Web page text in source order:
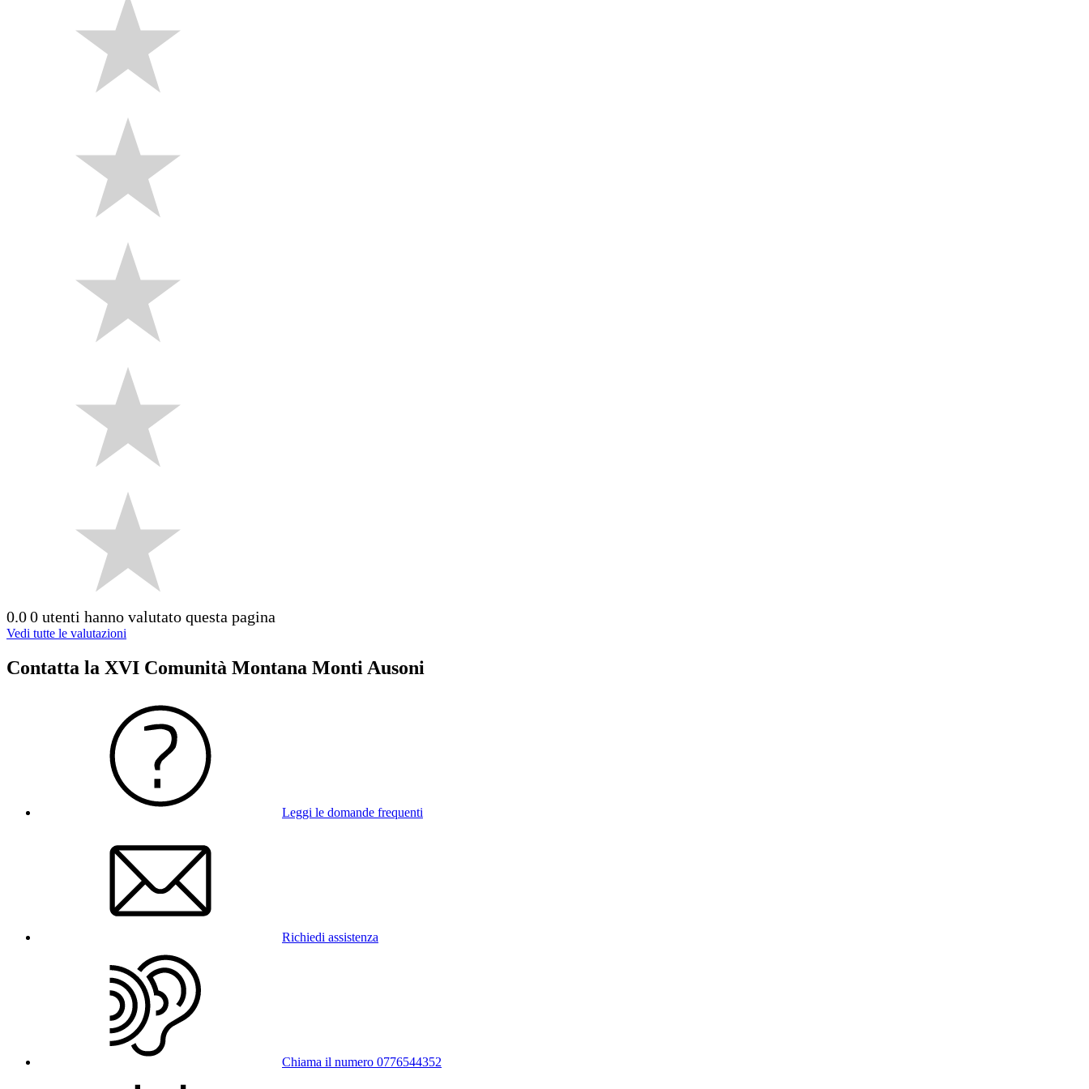
0.00 utenti hanno valutato questa pagina
Vedi tutte le valutazioni
Contatta la XVI Comunità Montana Monti Ausoni
Leggi le domande frequenti
Richiedi assistenza
Chiama il numero 0776544352